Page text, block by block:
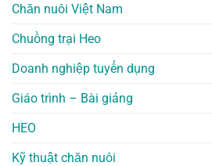
Chăn nuôi Việt Nam
Chuồng trại Heo
Doanh nghiệp tuyển dụng
Giáo trình – Bài giảng
HEO
Kỹ thuật chăn nuôi